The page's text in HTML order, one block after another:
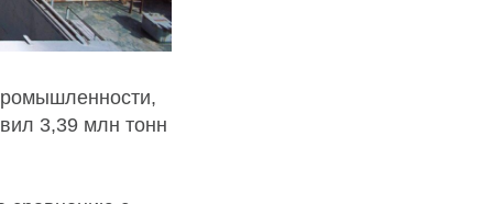
3,39 млн тонн